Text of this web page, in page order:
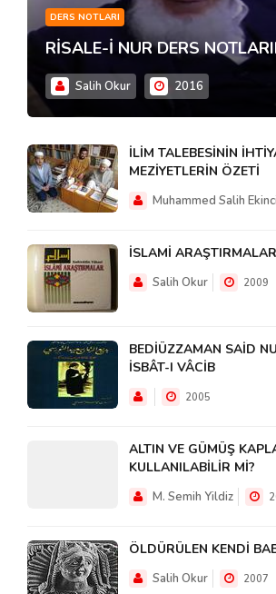
DERS NOTLARI
RİSALE-İ NUR DERS
Salih Okur 2016
İLİM TALEBESİNİN
MEZİYETLERİN ÖZETİ
Muhammed Salih Ekinci
İSLAMİ ARAŞTIRMALAR
Salih Okur 2009
BEDİÜZZAMAN SAİD
İSBÂT-I VÂCİB
2005
ALTIN VE GÜMÜŞ
KULLANILABİLİR Mİ?
M. Semih Yildiz
ÖLDÜRÜLEN KENDİ
Salih Okur 2007